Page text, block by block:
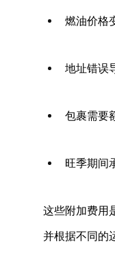
燃油价格
地址错误
包裹需要
旺季期间
这些附加费用
并根据不同的